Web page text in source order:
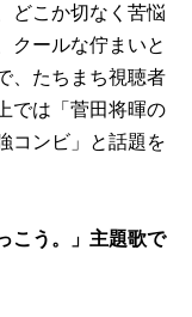
どこか切なく苦悩
クールな佇まいと
、たちまち視聴者
では「菅田将暉の
コンビ」と話題を
こう。」主題歌で